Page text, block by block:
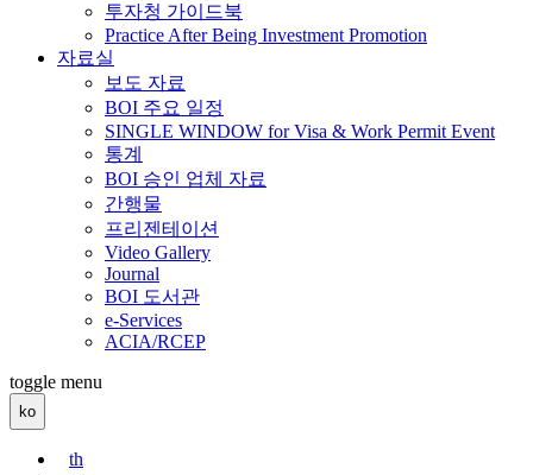
투자청 가이드북
Practice After Being Investment Promotion
자료실
보도 자료
BOI 주요 일정
SINGLE WINDOW for Visa & Work Permit Event
통계
BOI 승인 업체 자료
간행물
프리젠테이션
Video Gallery
Journal
BOI 도서관
e-Services
ACIA/RCEP
toggle menu
ko
th